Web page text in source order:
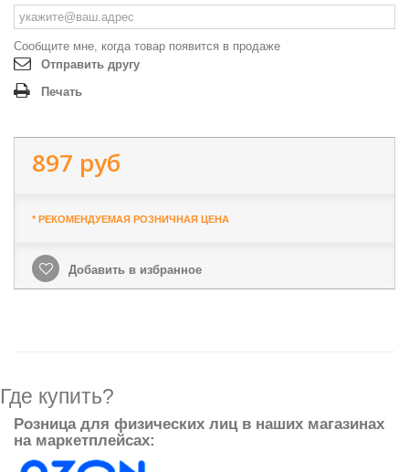
Сообщите мне, когда товар появится в продаже
Отправить другу
Печать
897 руб
* РЕКОМЕНДУЕМАЯ РОЗНИЧНАЯ ЦЕНА
Добавить в избранное
Где купить?
Розница для физических лиц в наших магазинах
на маркетплейсах: